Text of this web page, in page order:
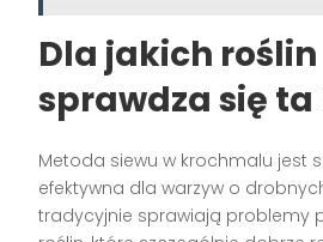
Dla jakich roślin
sprawdza się
Metoda siewu w krochmalu jest
efektywna dla warzyw o
tradycyjnie sprawiają problemy